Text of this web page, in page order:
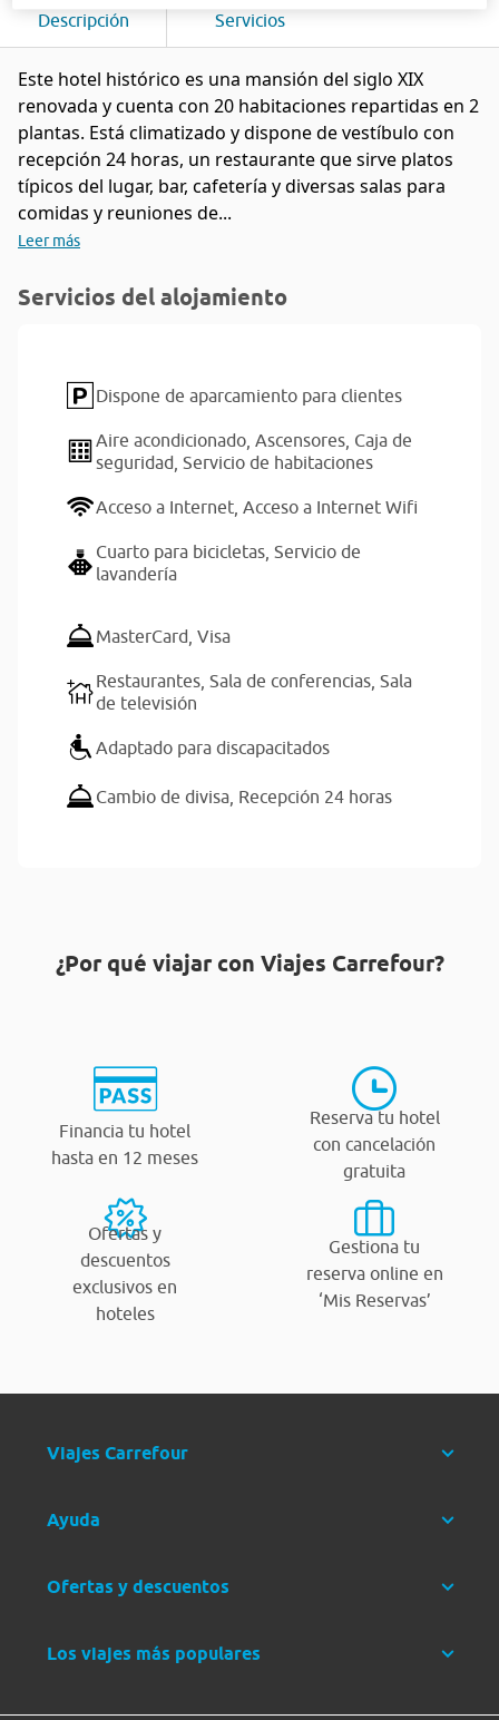
Descripción Servicios
Este hotel histórico es una mansión del siglo XIX
renovada y cuenta con 20 habitaciones repartidas en 2
plantas. Está climatizado y dispone de vestíbulo con
recepción 24 horas, un restaurante que sirve platos
típicos del lugar, bar, cafetería y diversas salas para
comidas y reuniones de...
Leer más
Servicios del alojamiento
Dispone de aparcamiento para clientes
Aire acondicionado, Ascensores, Caja de
seguridad, Servicio de habitaciones
Acceso a Internet, Acceso a Internet Wifi
Cuarto para bicicletas, Servicio de
lavandería
MasterCard, Visa
Restaurantes, Sala de conferencias, Sala
de televisión
Adaptado para discapacitados
Cambio de divisa, Recepción 24 horas
¿Por qué viajar con Viajes Carrefour?
Financia tu hotel
hasta en 12 meses
Reserva tu hotel
con cancelación
gratuita
Ofertas y
descuentos
exclusivos en
hoteles
Gestiona tu
reserva online en
‘Mis Reservas’
Viajes Carrefour
Ayuda
Ofertas y descuentos
Los viajes más populares